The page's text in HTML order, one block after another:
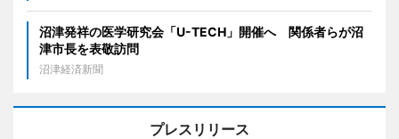
沼津発祥の医学研究会「U-TECH」開催へ 関係者らが沼
津市長を表敬訪問
沼津経済新聞
プレスリリース